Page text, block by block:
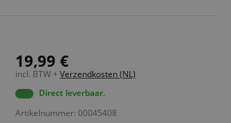
19,99 €
incl. BTW + Verzendkosten (NL)
Direct leverbaar.
Artikelnummer: 00045408